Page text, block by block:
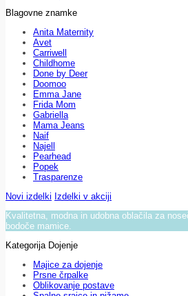
Blagovne znamke
Anita Maternity
Avet
Carriwell
Childhome
Done by Deer
Doomoo
Emma Jane
Frida Mom
Gabriella
Mama Jeans
Naif
Najell
Pearhead
Popek
Trasparenze
Novi izdelki Izdelki v akciji
Kvalitetna, modna in udobna oblačila za
bodoče mamice.
Kategorija Dojenje
Majice za dojenje
Prsne črpalke
Oblikovanje postave